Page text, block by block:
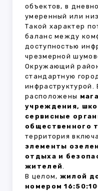
объектов, в
умеренный или
Такой характер
баланс между
доступностью
чрезмерной
Окружающий
стандартную
инфраструктурой.
расположены
учреждения,
сервисные
общественного
территория
элементы
отдыха и
жителей.
В целом, жилой
номером